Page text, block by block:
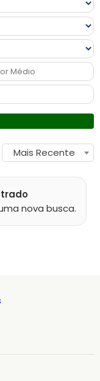
Mais Recente
nova busca.